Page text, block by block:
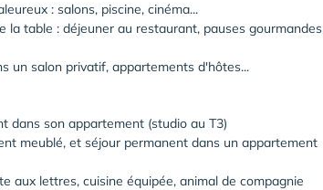
: salons, piscine, cinéma...
la table : déjeuner au restaurant, pauses gourmandes
un salon privatif, appartements d'hôtes...
dans son appartement (studio au T3)
meublé, et séjour permanent dans un appartement
aux lettres, cuisine équipée, animal de compagnie